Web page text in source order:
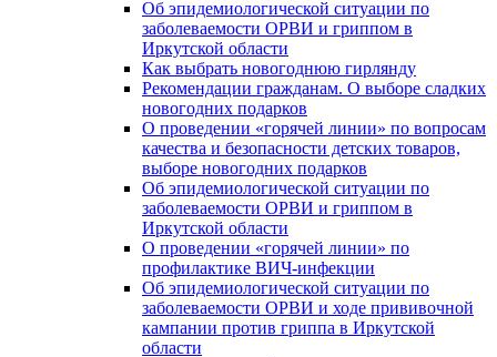
Об эпидемиологической ситуации по
заболеваемости ОРВИ и гриппом в
Иркутской области
Как выбрать новогоднюю гирлянду
Рекомендации гражданам. О выборе сладких
новогодних подарков
О проведении «горячей линии» по вопросам
качества и безопасности детских товаров,
выборе новогодних подарков
Об эпидемиологической ситуации по
заболеваемости ОРВИ и гриппом в
Иркутской области
О проведении «горячей линии» по
профилактике ВИЧ-инфекции
Об эпидемиологической ситуации по
заболеваемости ОРВИ и ходе прививочной
кампании против гриппа в Иркутской
области